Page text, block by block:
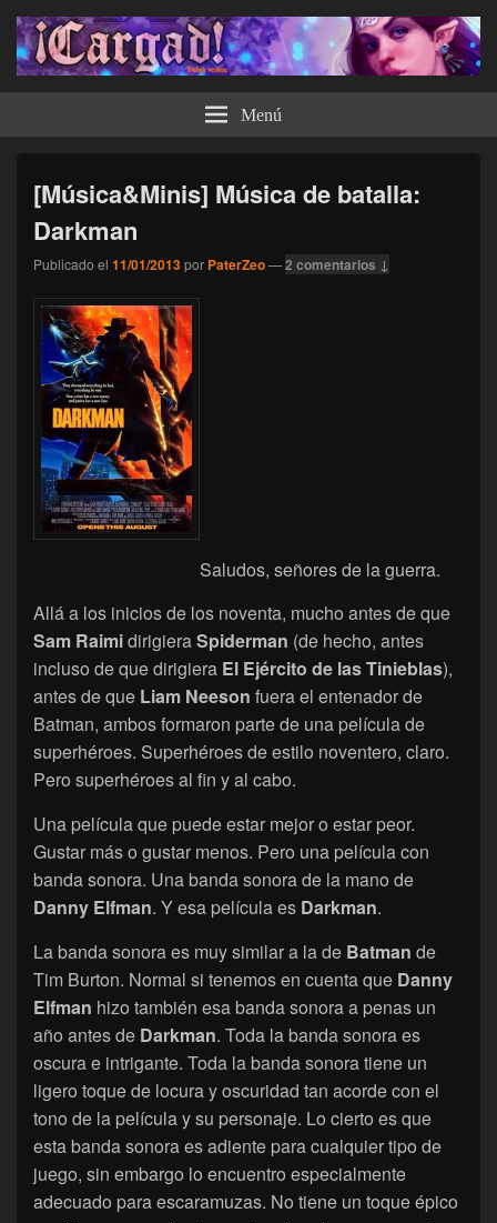
¡Cargad! Menú
[Música&Minis] Música de batalla:
Darkman
Publicado el 11/01/2013por PaterZeo—2 comentarios ↓
Saludos, señores de la guerra.
Allá a los inicios de los noventa, mucho antes de que
Sam RaimidirigieraSpiderman (de hecho, antes
incluso de que dirigiera El Ejército de las Tinieblas),
antes de que Liam Neeson fuera el entenador de
Batman, ambos formaron parte de una película de
superhéroes. Superhéroes de estilo noventero, claro.
Pero superhéroes al fin y al cabo.
Una película que puede estar mejor o estar peor.
Gustar más o gustar menos. Pero una película con
banda sonora. Una banda sonora de la mano de
Danny Elfman. Y esa película es Darkman.
La banda sonora es muy similar a la de Batman de
Tim Burton. Normal si tenemos en cuenta que Danny
Elfman hizo también esa banda sonora a penas un
año antes de Darkman. Toda la banda sonora es
oscura e intrigante. Toda la banda sonora tiene un
ligero toque de locura y oscuridad tan acorde con el
tono de la película y su personaje. Lo cierto es que
esta banda sonora es adiente para cualquier tipo de
juego, sin embargo lo encuentro especialmente
adecuado para escaramuzas. No tiene un toque épico